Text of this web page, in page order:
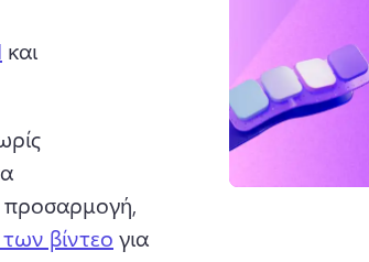
και
προσαρμογή,
βίντεο για